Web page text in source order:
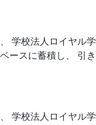
学校法人ロイヤ
スに蓄積し、 引
学校法人ロイヤ